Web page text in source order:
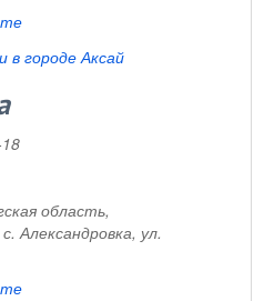
в городе Аксай
область,
Александровка, ул.